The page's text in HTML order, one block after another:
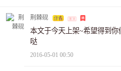
荆棘砚
本文于今天上架~希望得到
哒
2016-05-01 00:50